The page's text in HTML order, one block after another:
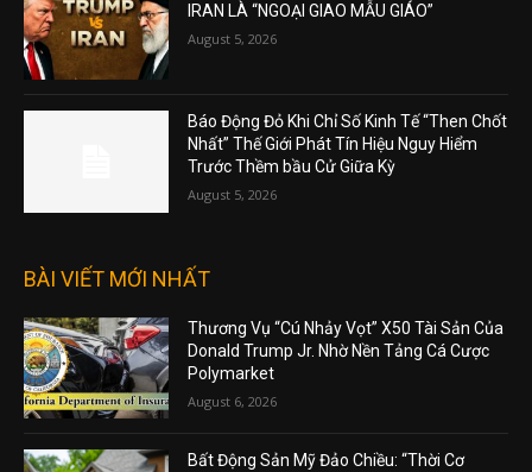
IRAN LÀ “NGOẠI GIAO MẪU GIÁO”
August 5, 2026
Báo Động Đỏ Khi Chỉ Số Kinh Tế “Then Chốt
Nhất” Thế Giới Phát Tín Hiệu Nguy Hiểm
Trước Thềm bầu Cử Giữa Kỳ
August 5, 2026
BÀI VIẾT MỚI NHẤT
Thương Vụ “Cú Nhảy Vọt” X50 Tài Sản Của
Donald Trump Jr. Nhờ Nền Tảng Cá Cược
Polymarket
August 6, 2026
Bất Động Sản Mỹ Đảo Chiều: “Thời Cơ